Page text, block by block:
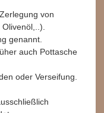
von
genannt.
auch Pottasche
oder Verseifung.